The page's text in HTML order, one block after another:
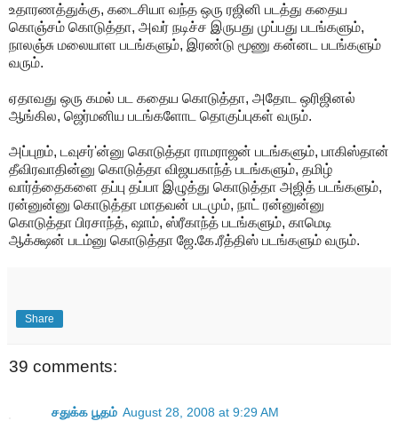
உதாரணத்துக்கு, கடைசியா வந்த ஒரு ரஜினி படத்து கதைய
கொஞ்சம் கொடுத்தா, அவர் நடிச்ச இருபது முப்பது படங்களும்,
நாலஞ்சு மலையாள படங்களும், இரண்டு மூணு கன்னட படங்களும்
வரும்.
ஏதாவது ஒரு கமல் பட கதைய கொடுத்தா, அதோட ஒரிஜினல்
ஆங்கில, ஜெர்மனிய படங்களோட தொகுப்புகள் வரும்.
அப்புறம், டவுசர்'ன்னு கொடுத்தா ராமராஜன் படங்களும், பாகிஸ்தான்
தீவிரவாதின்னு கொடுத்தா விஜயகாந்த் படங்களும், தமிழ்
வார்த்தைகளை தப்பு தப்பா இழுத்து கொடுத்தா அஜித் படங்களும்,
ரன்னுன்னு கொடுத்தா மாதவன் படமும், நாட் ரன்னுன்னு
கொடுத்தா பிரசாந்த், ஷாம், ஸ்ரீகாந்த் படங்களும், காமெடி
ஆக்க்ஷன் படம்னு கொடுத்தா ஜே.கே.ரீத்திஸ் படங்களும் வரும்.
Share
39 comments:
சதுக்க பூதம் August 28, 2008 at 9:29 AM